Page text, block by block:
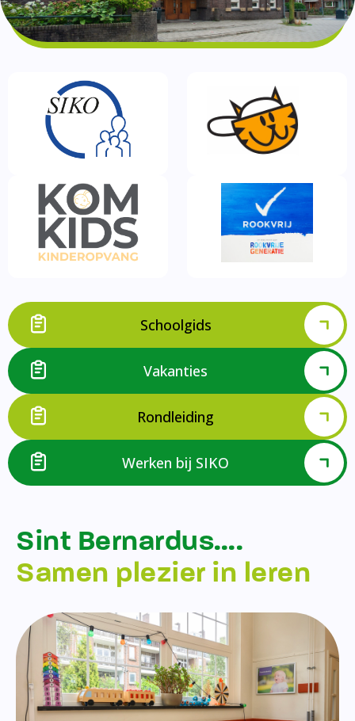
Routebeschrijving
Privacy
Schoolgids
Vakanties
Rondleiding
Werken bij SIKO
Sint Bernardus….
Samen plezier in leren